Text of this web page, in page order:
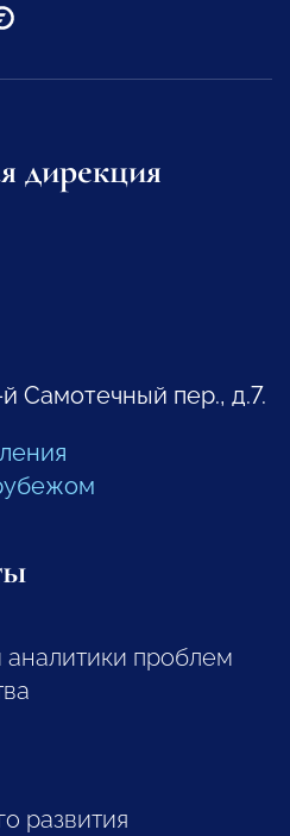
дирекция
Самотечный пер., д.7.
аналитики проблем
развития